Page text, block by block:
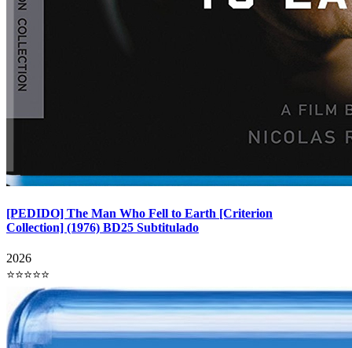
[PEDIDO] The Man Who Fell to Earth [Criterion
Collection] (1976) BD25 Subtitulado
2026
⭐⭐⭐⭐⭐